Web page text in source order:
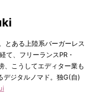
とある上陸系バーガーレス
て、フリーランスPR・
、こうしてエディター業も
デジタルノマド。独G(自)